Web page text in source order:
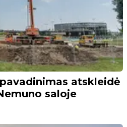
atskleidė
saloje